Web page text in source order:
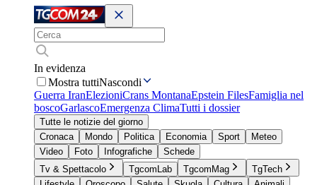
In evidenza
Mostra tuttiNascondi
Guerra IranElezioniCrans MontanaEpstein FilesFamiglia nel
boscoGarlascoEmergenza ClimaTutti i dossier
Tutte le notizie del giorno
Cronaca
Mondo Politica Economia Sport
Meteo
Video
Foto Infografiche
Schede
Tv & Spettacolo
TgcomLab TgcomMag
TgTech